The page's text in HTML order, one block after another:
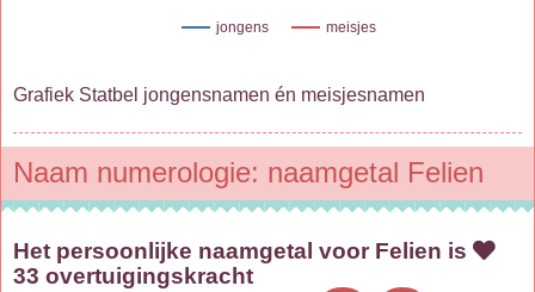
jongens meisjes
Grafiek Statbel jongensnamen én meisjesnamen
Naam numerologie: naamgetal Felien
Het persoonlijke naamgetal voor Felien is
33 overtuigingskracht